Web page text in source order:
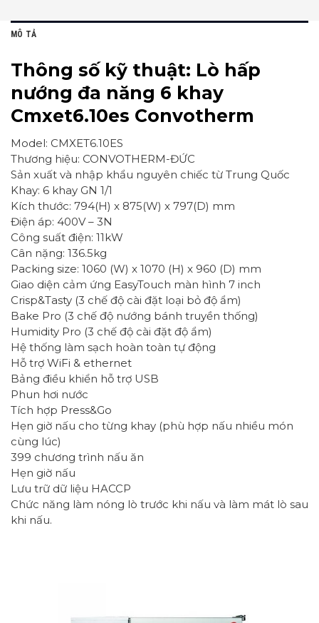
MÔ TẢ
Thông số kỹ thuật: Lò hấp
nướng đa năng 6 khay
Cmxet6.10es Convotherm
Model: CMXET6.10ES
Thương hiệu: CONVOTHERM-ĐỨC
Sản xuất và nhập khẩu nguyên chiếc từ Trung Quốc
Khay: 6 khay GN 1/1
Kích thước: 794(H) x 875(W) x 797(D) mm
Điện áp: 400V – 3N
Công suất điện: 11kW
Cân nặng: 136.5kg
Packing size: 1060 (W) x 1070 (H) x 960 (D) mm
Giao diện cảm ứng EasyTouch màn hình 7 inch
Crisp&Tasty (3 chế độ cài đặt loại bỏ độ ẩm)
Bake Pro (3 chế độ nướng bánh truyền thống)
Humidity Pro (3 chế độ cài đặt độ ẩm)
Hệ thống làm sạch hoàn toàn tự động
Hỗ trợ WiFi & ethernet
Bảng điều khiển hỗ trợ USB
Phun hơi nước
Tích hợp Press&Go
Hẹn giờ nấu cho từng khay (phù hợp nấu nhiều món
cùng lúc)
399 chương trình nấu ăn
Hẹn giờ nấu
Lưu trữ dữ liệu HACCP
Chức năng làm nóng lò trước khi nấu và làm mát lò sau
khi nấu.